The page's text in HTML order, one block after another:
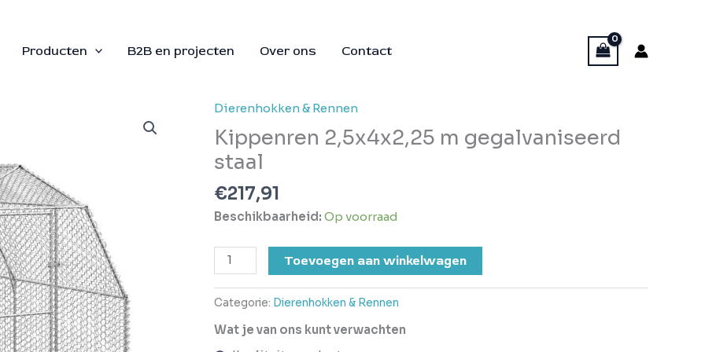
Producten B2B en projecten Over ons Contact
Dierenhokken & Rennen
Kippenren 2,5x4x2,25 m gegalvaniseerd
staal
€217,91
Beschikbaarheid: Op voorraad
Kippenren
2,5x4x2,25
m
gegalvaniseerd
staal
aantal
Toevoegen aan winkelwagen
Categorie: Dierenhokken & Rennen
Wat je van ons kunt verwachten